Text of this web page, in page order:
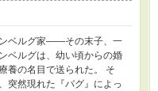
ベルグ家――その末子、一
ベルグは、幼い頃からの婚
養の名目で送られた。 そ
突然現れた『バグ』によっ